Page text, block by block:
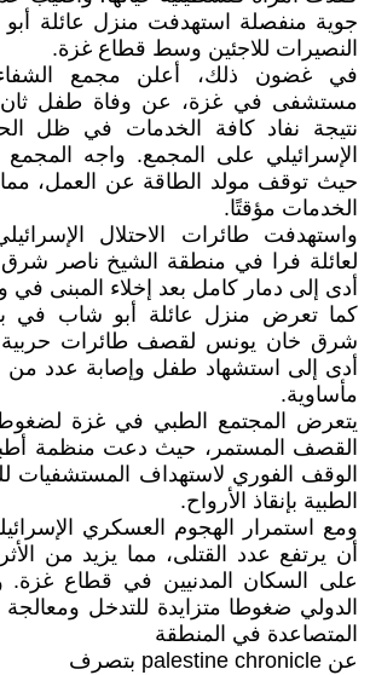
جوية منفصلة استهدفت منزل عائلة
النصيرات للاجئين وسط قطاع غزة.
في غضون ذلك، أعلن مجمع الشفاء
مستشفى في غزة، عن وفاة طفل ثان
نتيجة نفاد كافة الخدمات في ظل
الإسرائيلي على المجمع. واجه المجمع
حيث توقف مولد الطاقة عن العمل،
الخدمات مؤقتًا.
واستهدفت طائرات الاحتلال
لعائلة فرا في منطقة الشيخ ناصر
أدى إلى دمار كامل بعد إخلاء المبنى
كما تعرض منزل عائلة أبو شاب في
شرق خان يونس لقصف طائرات حربية
أدى إلى استشهاد طفل وإصابة عدد من
مأساوية.
يتعرض المجتمع الطبي في غزة
القصف المستمر، حيث دعت منظمة
الوقف الفوري لاستهداف المستشفيات
الطبية بإنقاذ الأرواح.
ومع استمرار الهجوم العسكري
أن يرتفع عدد القتلى، مما يزيد من
على السكان المدنيين في قطاع غزة.
الدولي ضغوطا متزايدة للتدخل ومعالجة
المتصاعدة في المنطقة
عن palestine chronicle بتصرف